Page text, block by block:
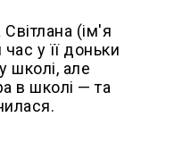
(ім'я
у її доньки
школі, але
в школі — та